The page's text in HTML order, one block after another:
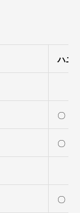
ハニ
〇（
〇（
〇（